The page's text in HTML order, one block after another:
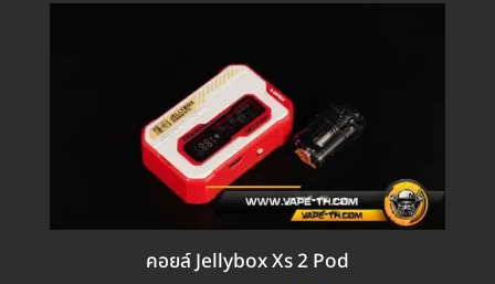
คอยล์ Jellybox Xs 2 Pod